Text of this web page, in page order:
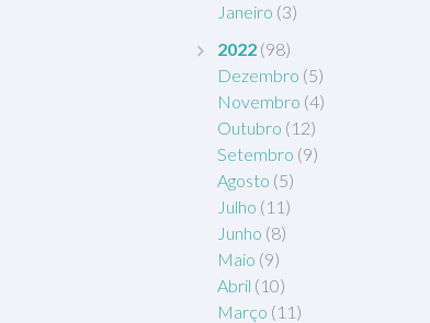
Janeiro (3)
2022 (98)
Dezembro (5)
Novembro (4)
Outubro (12)
Setembro (9)
Agosto (5)
Julho (11)
Junho (8)
Maio (9)
Abril (10)
Março (11)